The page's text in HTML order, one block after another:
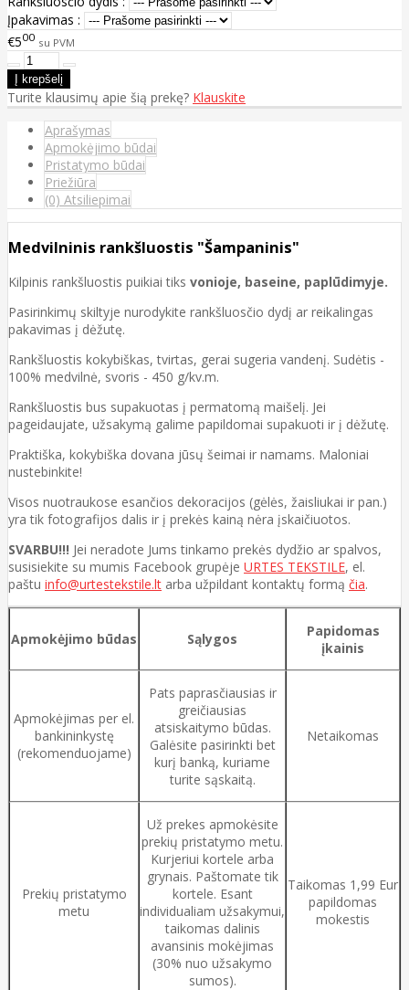
Įpakavimas :
€500 su PVM
Turite klausimų apie šią prekę? Klauskite
Aprašymas
Apmokėjimo būdai
Pristatymo būdai
Priežiūra
(0) Atsiliepimai
Medvilninis rankšluostis "Šampaninis"
Kilpinis rankšluostis puikiai tiks vonioje, baseine, paplūdimyje.
Pasirinkimų skiltyje nurodykite rankšluosčio dydį ar reikalingas
pakavimas į dėžutę.
Rankšluostis kokybiškas, tvirtas, gerai sugeria vandenį. Sudėtis -
100% medvilnė, svoris - 450 g/kv.m.
Rankšluostis bus supakuotas į permatomą maišelį. Jei
pageidaujate, užsakymą galime papildomai supakuoti ir į dėžutę.
Praktiška, kokybiška dovana jūsų šeimai ir namams. Maloniai
nustebinkite!
Visos nuotraukose esančios dekoracijos (gėlės, žaisliukai ir pan.)
yra tik fotografijos dalis ir į prekės kainą nėra įskaičiuotos.
SVARBU!!! Jei neradote Jums tinkamo prekės dydžio ar spalvos,
susisiekite su mumis Facebook grupėje URTES TEKSTILE, el.
paštu info@urtestekstile.lt arba užpildant kontaktų formą čia.
Apmokėjimo būdas Sąlygos
Papidomas
įkainis
Apmokėjimas per el.
bankininkystę
(rekomenduojame)
Pats paprasčiausias ir
greičiausias
atsiskaitymo būdas.
Galėsite pasirinkti bet
kurį banką, kuriame
turite sąskaitą.
Netaikomas
Prekių pristatymo
metu
Už prekes apmokėsite
prekių pristatymo metu.
Kurjeriui kortele arba
grynais. Paštomate tik
kortele. Esant
individualiam užsakymui,
taikomas dalinis
avansinis mokėjimas
(30% nuo užsakymo
sumos).
Taikomas 1,99 Eur
papildomas
mokestis